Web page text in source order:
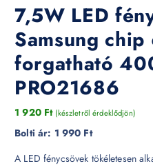
7,5W LED
Samsung
forgatható
PRO21686
1 920 Ft (készletről érdeklődjön)
Bolti ár: 1 990 Ft
A LED fénycsövek tökéletesen